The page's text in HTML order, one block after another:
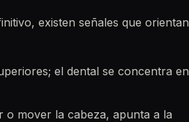
existen señales que orientan
el dental se concentra en
o mover la cabeza, apunta a la